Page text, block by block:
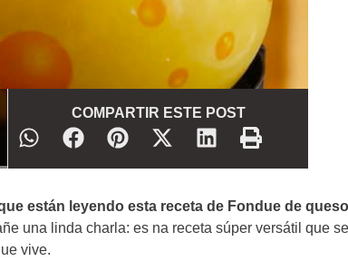
COMPARTIR ESTE POST
están leyendo esta receta de Fondue de
una linda charla: es na receta súper versátil que se
vive.